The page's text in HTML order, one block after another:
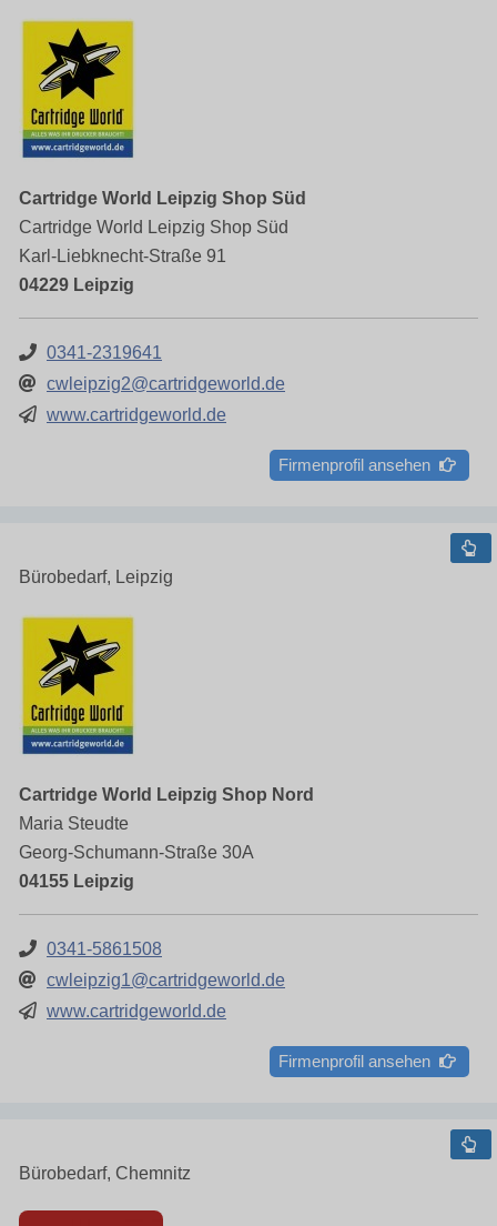
Cartridge World Leipzig Shop Süd
Cartridge World Leipzig Shop Süd
Karl-Liebknecht-Straße 91
04229 Leipzig
0341-2319641
cwleipzig2@cartridgeworld.de
www.cartridgeworld.de
Firmenprofil ansehen
Bürobedarf, Leipzig
Cartridge World Leipzig Shop Nord
Maria Steudte
Georg-Schumann-Straße 30A
04155 Leipzig
0341-5861508
cwleipzig1@cartridgeworld.de
www.cartridgeworld.de
Firmenprofil ansehen
Bürobedarf, Chemnitz